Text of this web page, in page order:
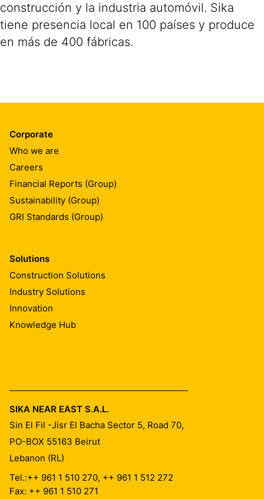
construcción y la industria automóvil. Sika
tiene presencia local en 100 países y produce
en más de 400 fábricas.
Corporate
Who we are
Careers
Financial Reports (Group)
Sustainability (Group)
GRI Standards (Group)
Solutions
Construction Solutions
Industry Solutions
Innovation
Knowledge Hub
SIKA NEAR EAST S.A.L.
Sin El Fil -Jisr El Bacha Sector 5, Road 70,
PO-BOX 55163 Beirut
Lebanon (RL)
Tel.:++ 961 1 510 270, ++ 961 1 512 272
Fax: ++ 961 1 510 271